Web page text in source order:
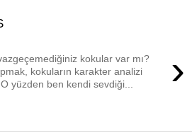
›
kokular var mı?
kokuların karakter analizi
yüzden ben kendi sevdiği...